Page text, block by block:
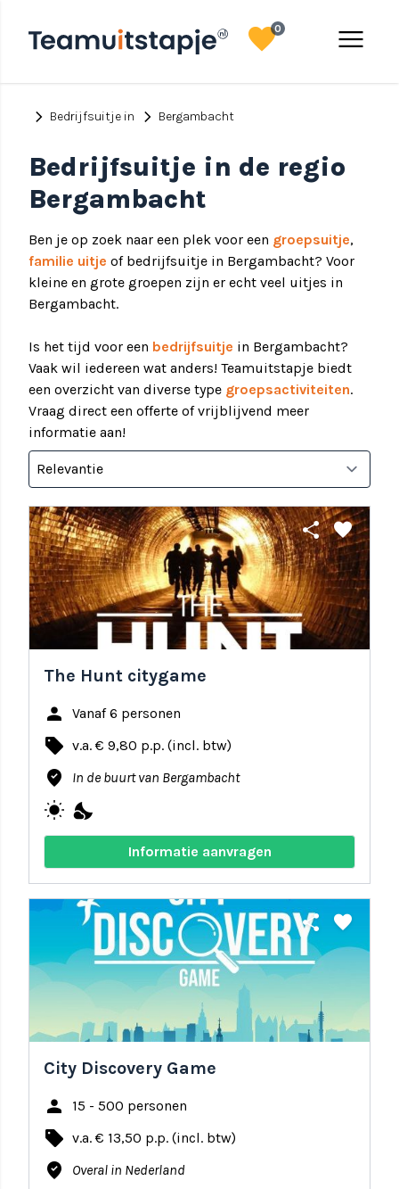
menu
favorite0
chevron_right Bedrijfsuitje in chevron_right Bergambacht
Bedrijfsuitje in de regio
Bergambacht
Ben je op zoek naar een plek voor een groepsuitje,
familie uitje of bedrijfsuitje in Bergambacht? Voor
kleine en grote groepen zijn er echt veel uitjes in
Bergambacht.
Is het tijd voor een bedrijfsuitje in Bergambacht?
Vaak wil iedereen wat anders! Teamuitstapje biedt
een overzicht van diverse type groepsactiviteiten.
Vraag direct een offerte of vrijblijvend meer
informatie aan!
share favorite
The Hunt citygame
person Vanaf 6 personen
local_offer v.a. € 9,80 p.p. (incl. btw)
where_to_vote In de buurt van Bergambacht
wb_sunny nights_stay
Informatie aanvragen
share favorite
City Discovery Game
person 15 - 500 personen
local_offer v.a. € 13,50 p.p. (incl. btw)
where_to_vote Overal in Nederland